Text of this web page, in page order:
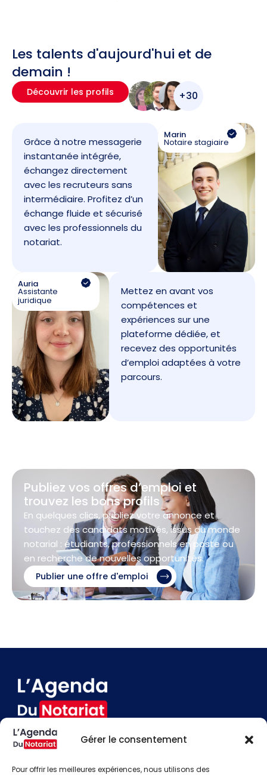
Gérer le consentement
Pour offrir les meilleures expériences, nous utilisons des
Les talents d'aujourd'hui et de
demain !
Découvrir les profils +30
Grâce à notre messagerie
instantanée intégrée,
échangez directement
avec les recruteurs sans
intermédiaire. Profitez d’un
échange fluide et sécurisé
avec les professionnels du
notariat.
Marin
Notaire stagiaire
Auria
Assistante
juridique
Mettez en avant vos
compétences et
expériences sur une
plateforme dédiée, et
recevez des opportunités
d’emploi adaptées à votre
parcours.
Publiez vos offres d’emploi et
trouvez les bons profils
En quelques clics, publiez votre annonce et
touchez des candidats motivés, issus du monde
notarial : étudiants, professionnels en poste ou
en recherche de nouvelles opportunités.
Publier une offre d'emploi
Contact